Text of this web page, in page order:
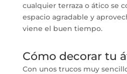
cualquier terraza o ático se
espacio agradable y
viene el buen tiempo.
Cómo decorar tu
Con unos trucos muy